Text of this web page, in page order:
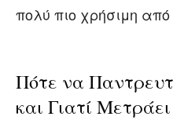
πολύ πιο χρήσιμη
Πότε να
και Γιατί